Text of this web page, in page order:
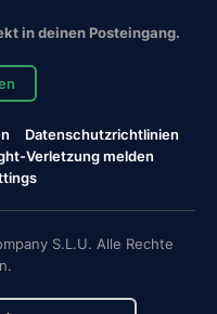
in deinen Posteingang.
Datenschutzrichtlinien
Verletzung melden
S.L.U. Alle Rechte